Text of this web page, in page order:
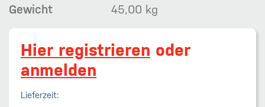
Gewicht
45,00 kg
Hier registrieren oder
anmelden
Lieferzeit: